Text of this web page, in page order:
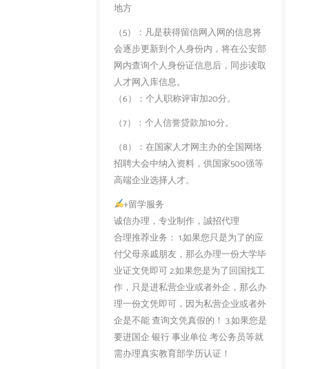
地方
（5）：凡是获得留信网入网的信息将
会逐步更新到个人身份内，将在公安部
网内查询个人身份证信息后，同步读取
人才网入库信息。
（6）：个人职称评审加20分。
（7）：个人信誉贷款加10分。
（8）：在国家人才网主办的全国网络
招聘大会中纳入资料，供国家500强等
高端企业选择人才。
+留学服务
诚信办理，专业制作，誠招代理
合理推荐业务： 1.如果您只是为了的应
付父母亲戚朋友，那么办理一份大学毕
业证文凭即可 2.如果您是为了回国找工
作，只是进私营企业或者外企，那么办
理一份文凭即可，因为私营企业或者外
企是不能 查询文凭真假的！ 3.如果您是
要进国企 银行 事业单位 考公务员等就
需办理真实教育部学历认证！